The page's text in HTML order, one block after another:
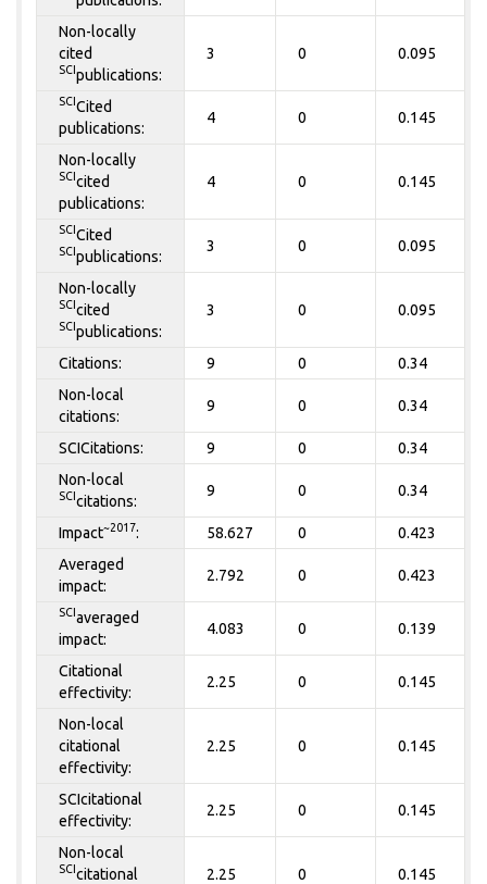
Non-locally
cited
SCI publications:
3 0 0.095
SCI Cited
publications:
4 0 0.145
Non-locally
SCI cited
publications:
4 0 0.145
SCI Cited
SCI publications:
3 0 0.095
Non-locally
SCI cited
SCI publications:
3 0 0.095
Citations: 9 0 0.34
Non-local
citations:
9 0 0.34
SCICitations: 9 0 0.34
Non-local
SCI citations:
9 0 0.34
Impact~2017: 58.627 0 0.423
Averaged
impact:
2.792 0 0.423
SCI averaged
impact:
4.083 0 0.139
Citational
effectivity:
2.25 0 0.145
Non-local
citational
effectivity:
2.25 0 0.145
SCIcitational
effectivity:
2.25 0 0.145
Non-local
SCI citational
2.25 0 0.145